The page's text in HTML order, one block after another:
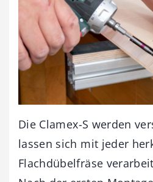
Die Clamex-S werden
lassen sich mit jeder
Flachdübelfräse